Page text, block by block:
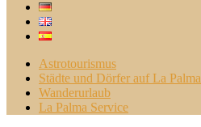
Astrotourismus
Städte und Dörfer auf La Palma
Wanderurlaub
La Palma Service